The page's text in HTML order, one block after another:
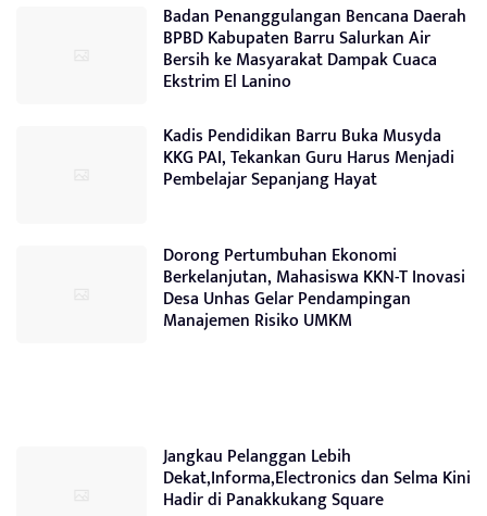
Badan Penanggulangan Bencana Daerah
BPBD Kabupaten Barru Salurkan Air
Bersih ke Masyarakat Dampak Cuaca
Ekstrim El Lanino
Kadis Pendidikan Barru Buka Musyda
KKG PAI, Tekankan Guru Harus Menjadi
Pembelajar Sepanjang Hayat
Dorong Pertumbuhan Ekonomi
Berkelanjutan, Mahasiswa KKN-T Inovasi
Desa Unhas Gelar Pendampingan
Manajemen Risiko UMKM
Jangkau Pelanggan Lebih
Dekat,Informa,Electronics dan Selma Kini
Hadir di Panakkukang Square